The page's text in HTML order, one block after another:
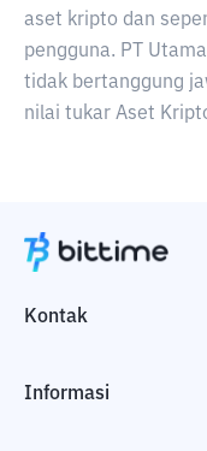
aset kripto dan
pengguna. PT
tidak bertanggung
nilai tukar Aset
Kontak
Informasi